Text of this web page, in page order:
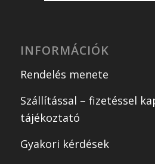
INFORMÁCIÓK
Rendelés menete
Szállítással – fizetéssel
tájékoztató
Gyakori kérdések